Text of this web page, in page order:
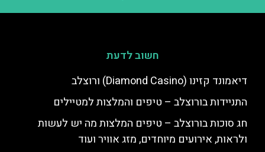
חשוב לדעת
דיאמונד קזינו (Diamond Casino) ורוצלב
התניידות בורוצלב – טיפים והמלצות למטיילים
חג סוכות בורוצלב – טיפים המלצות מה יש לעשות
ולראות, אירועים מיוחדים, מזג אוויר ועוד